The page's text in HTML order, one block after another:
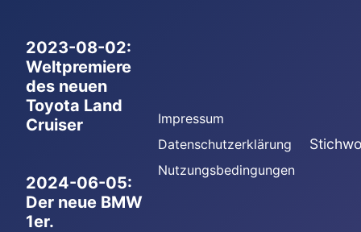
2023-08-02:
Weltpremiere
des neuen
Toyota Land
Cruiser
2024-06-05:
Der neue BMW
1er.
Impressum
Datenschutzerklärung
Nutzungsbedingungen